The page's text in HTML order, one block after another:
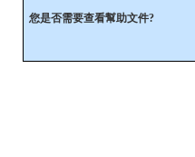
您是否需要查看幫助文件?